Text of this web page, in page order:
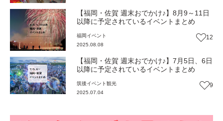
【福岡・佐賀 週末おでかけ♪】8月9～11日
以降に予定されているイベントまとめ
福岡 イベント
2025.08.08
12
【福岡・佐賀 週末おでかけ♪】7月5日、6日
以降に予定されているイベントまとめ
筑後イベント観光
2025.07.04
9